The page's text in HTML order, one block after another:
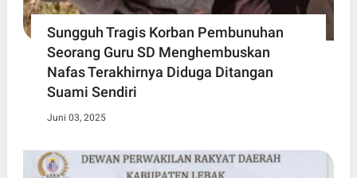
Sungguh Tragis Korban Pembunuhan
Seorang Guru SD Menghembuskan
Nafas Terakhirnya Diduga Ditangan
Suami Sendiri
Juni 03, 2025